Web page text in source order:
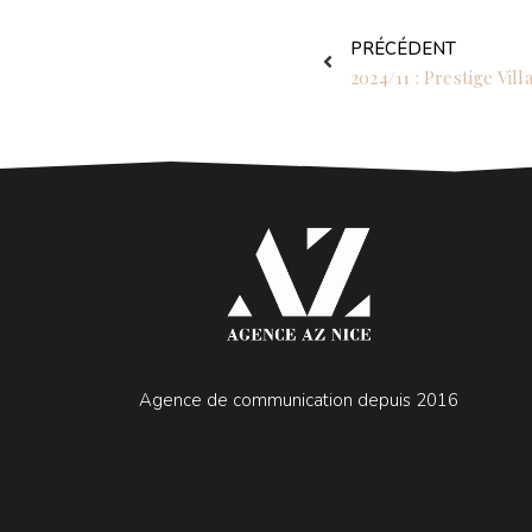
Précédent
PRÉCÉDENT
Agence de communication depuis 2016